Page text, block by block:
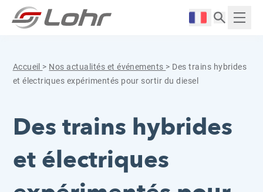
Aller directement au contenu
Langue :
Accueil > Nos actualités et événements > Des trains hybrides
et électriques expérimentés pour sortir du diesel
Des trains hybrides
et électriques
Panneau de gestion des cookies